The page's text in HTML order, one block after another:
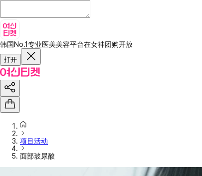
韩国No.1专业医美美容平台在女神团购开放
打开
项目活动
面部玻尿酸